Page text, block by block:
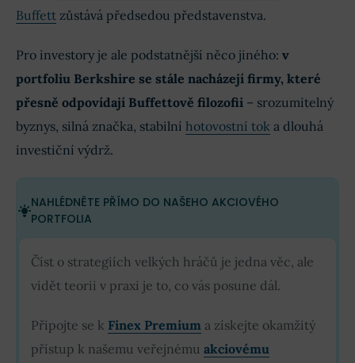
Buffett zůstává předsedou představenstva.
Pro investory je ale podstatnější něco jiného: v
portfoliu Berkshire se stále nacházejí firmy, které
přesně odpovídají Buffettově filozofii – srozumitelný
byznys, silná značka, stabilní hotovostní tok a dlouhá
investiční výdrž.
NAHLÉDNĚTE PŘÍMO DO NAŠEHO AKCIOVÉHO
PORTFOLIA
Číst o strategiích velkých hráčů je jedna věc, ale
vidět teorii v praxi je to, co vás posune dál.
Připojte se k Finex Premium a získejte okamžitý
přístup k našemu veřejnému akciovému